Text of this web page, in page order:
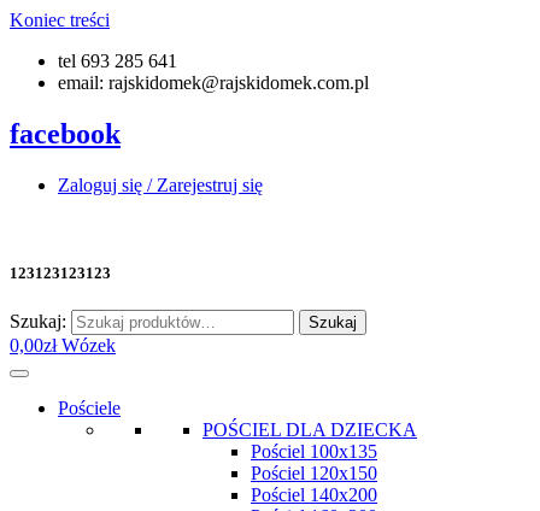
Koniec treści
tel 693 285 641
email: rajskidomek@rajskidomek.com.pl
facebook
Zaloguj się / Zarejestruj się
123123123123
Szukaj: Szukaj
0,00zł Wózek
Pościele
POŚCIEL DLA DZIECKA
Pościel 100x135
Pościel 120x150
Pościel 140x200